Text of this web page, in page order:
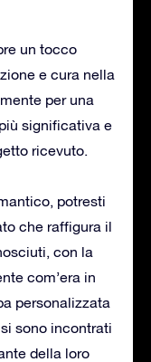
un tocco
e cura nella
per una
significativa e
ricevuto.
potresti
che raffigura il
con la
com’era in
personalizzata
sono incontrati
della loro